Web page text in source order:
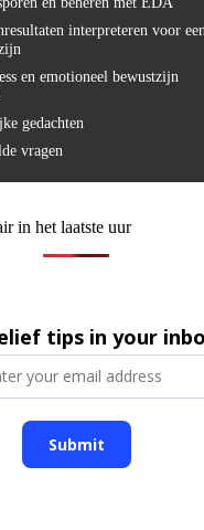
interpreteren voor een
en emotioneel bewustzijn
gedachten
vragen
in het laatste uur
tips in your
Submit